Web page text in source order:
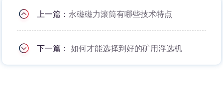
上一篇： 永磁磁力滚筒有哪些技术特点
下一篇：如何才能选择到好的矿用浮选机